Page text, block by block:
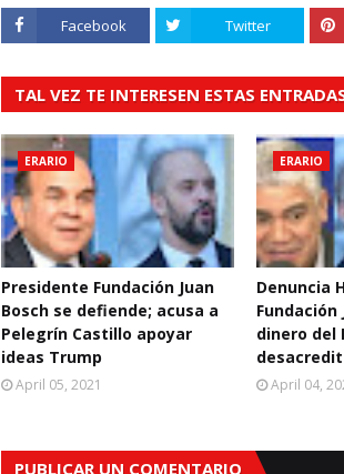
Facebook Twitter
TAL VEZ TE INTERESEN ESTAS
ERARIO
Presidente Fundación Juan
Bosch se defiende; acusa a
Pelegrín Castillo apoyar
ideas Trump
April 05, 2021
ERARIO
Denuncia
Fundación
dinero del
April 04,
PUBLICAR UN COMENTARIO